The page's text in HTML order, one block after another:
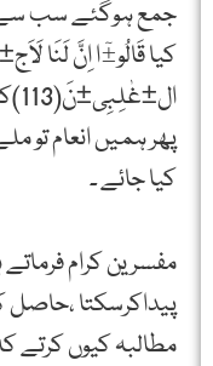
جمع ہوگئے سب سے
کیا قَالُو±ٓا اِنَّ لَنَا
پھر ہمیں انعام تو
کیا جائے ۔
مفسرین کرام
پیداکرسکتا ،حاصل
مطالبہ کیوں کرتے